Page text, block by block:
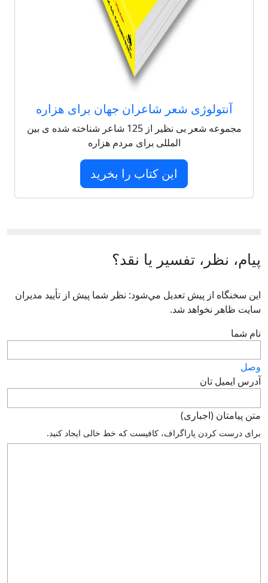
آنتولوژی شعر شاعران جهان برای هزاره
مجموعه شعر بی نظیر از 125 شاعر شناخته شده ی بین
المللی برای مردم هزاره
این کتاب را بخرید
پیام، نظر، تفسیر یا نقد؟
اين سخنگاه از پيش تعديل مي‌شود: نظر شما پيش از تأييد مديران
سايت ظاهر نخواهد شد.
نام شما
وصل
آدرس ايميل تان
متن پيامتان (اجباری)
براى درست كردن پاراگراف، كافيست كه خط خالى ايجاد كنيد.